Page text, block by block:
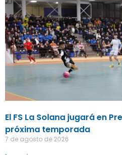
El FS La Solana jugará en
próxima temporada
7 de agosto de 2026